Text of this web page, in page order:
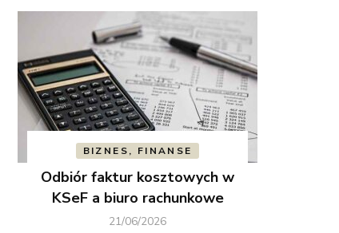
BIZNES, FINANSE
Odbiór faktur kosztowych w
KSeF a biuro rachunkowe
21/06/2026